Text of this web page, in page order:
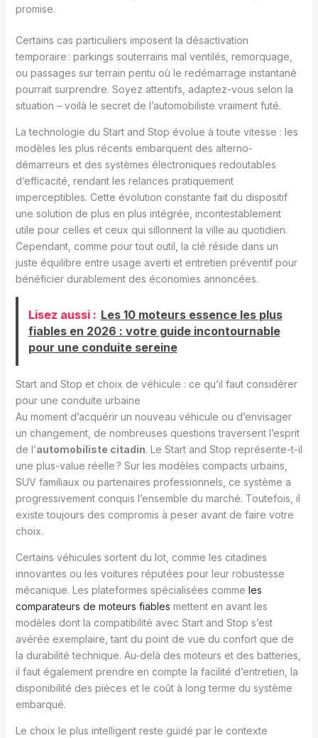
promise.
Certains cas particuliers imposent la désactivation
temporaire : parkings souterrains mal ventilés, remorquage,
ou passages sur terrain pentu où le redémarrage instantané
pourrait surprendre. Soyez attentifs, adaptez-vous selon la
situation – voilà le secret de l’automobiliste vraiment futé.
La technologie du Start and Stop évolue à toute vitesse : les
modèles les plus récents embarquent des alterno-
démarreurs et des systèmes électroniques redoutables
d’efficacité, rendant les relances pratiquement
imperceptibles. Cette évolution constante fait du dispositif
une solution de plus en plus intégrée, incontestablement
utile pour celles et ceux qui sillonnent la ville au quotidien.
Cependant, comme pour tout outil, la clé réside dans un
juste équilibre entre usage averti et entretien préventif pour
bénéficier durablement des économies annoncées.
Lisez aussi : Les 10 moteurs essence les plus
fiables en 2026 : votre guide incontournable
pour une conduite sereine
Start and Stop et choix de véhicule : ce qu’il faut considérer
pour une conduite urbaine
Au moment d’acquérir un nouveau véhicule ou d’envisager
un changement, de nombreuses questions traversent l’esprit
de l’automobiliste citadin. Le Start and Stop représente-t-il
une plus-value réelle ? Sur les modèles compacts urbains,
SUV familiaux ou partenaires professionnels, ce système a
progressivement conquis l’ensemble du marché. Toutefois, il
existe toujours des compromis à peser avant de faire votre
choix.
Certains véhicules sortent du lot, comme les citadines
innovantes ou les voitures réputées pour leur robustesse
mécanique. Les plateformes spécialisées comme les
comparateurs de moteurs fiables mettent en avant les
modèles dont la compatibilité avec Start and Stop s’est
avérée exemplaire, tant du point de vue du confort que de
la durabilité technique. Au-delà des moteurs et des batteries,
il faut également prendre en compte la facilité d’entretien, la
disponibilité des pièces et le coût à long terme du système
embarqué.
Le choix le plus intelligent reste guidé par le contexte